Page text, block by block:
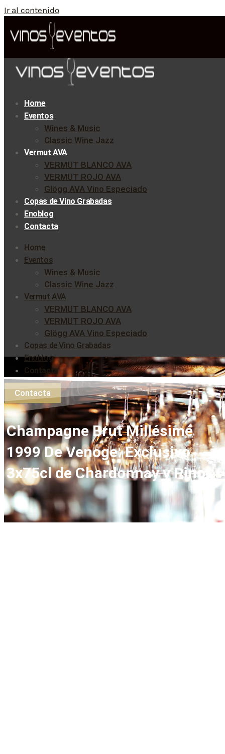
Ir al contenido
Home
Eventos
Wines & Music
Classic Wine Jazz
Vermut AVA
VERMUT BLANCO AVA
VERMUT ROJO AVA
Glögg AVA Vino Especiado
Copas de Vino Grabadas
Enoblog
Contacta
Home
Eventos
Wines & Music
Classic Wine Jazz
Vermut AVA
VERMUT BLANCO AVA
VERMUT ROJO AVA
Glögg AVA Vino Especiado
Copas de Vino Grabadas
Enoblog
Contacta
Contacta
Champagne Brut Millésimé
1999 De Venoge: Exclusivo
3x75cl de Chardonnay y Pinot